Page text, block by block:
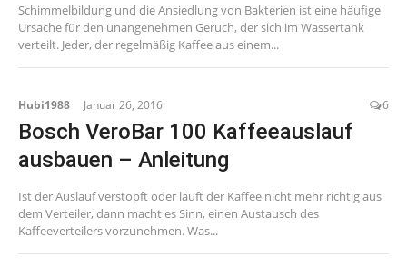
Schimmelbildung und die Ansiedlung von Bakterien ist eine häufige
Ursache für den unangenehmen Geruch, der sich im Wassertank
verteilt. Jeder, der regelmäßig Kaffee aus einem...
Hubi1988 Januar 26, 2016 6
Bosch VeroBar 100 Kaffeeauslauf
ausbauen – Anleitung
Ist der Auslauf verstopft oder läuft der Kaffee nicht mehr richtig aus
dem Verteiler, dann macht es Sinn, einen Austausch des
Kaffeeverteilers vorzunehmen. Was...